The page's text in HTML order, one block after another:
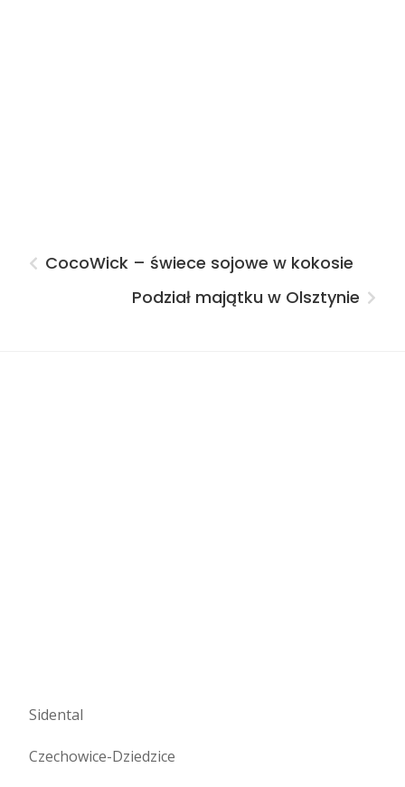
CocoWick – świece sojowe w kokosie
Podział majątku w Olsztynie
Sidental
Czechowice-Dziedzice